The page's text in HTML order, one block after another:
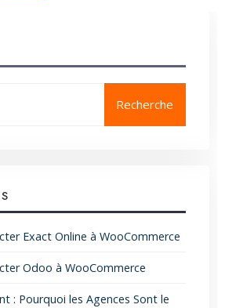
Recherche
Exact Online à WooCommerce
Odoo à WooCommerce
: Pourquoi les Agences Sont le